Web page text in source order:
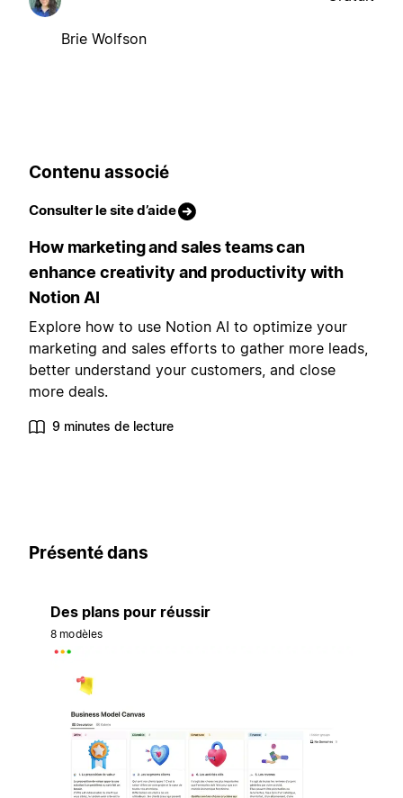
Brie Wolfson
Contenu associé
Consulter le site d’aide
How marketing and sales teams can
enhance creativity and productivity with
Notion AI
Explore how to use Notion AI to optimize your
marketing and sales efforts to gather more leads,
better understand your customers, and close
more deals.
9 minutes de lecture
Présenté dans
Des plans pour réussir
8 modèles